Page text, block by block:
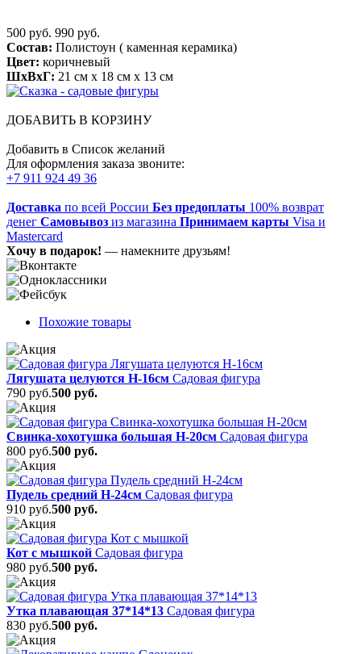
500 руб. 990 руб.
Состав: Полистоун ( каменная керамика)
Цвет: коричневый
ШхВхГ: 21 см x 18 см x 13 см
ДОБАВИТЬ В КОРЗИНУ
Добавить в Список желаний
Для оформления заказа звоните:
+7 911 924 49 36
Доставка по всей России Без предоплаты 100% возврат
денег Самовывоз из магазина Принимаем карты Visa и
Mastercard
Хочу в подарок! — намекните друзьям!
Похожие товары
Лягушата целуются Н-16см Садовая фигура
790 руб.500 руб.
Свинка-хохотушка большая Н-20см Садовая фигура
800 руб.500 руб.
Пудель средний Н-24см Садовая фигура
910 руб.500 руб.
Кот с мышкой Садовая фигура
980 руб.500 руб.
Утка плавающая 37*14*13 Садовая фигура
830 руб.500 руб.